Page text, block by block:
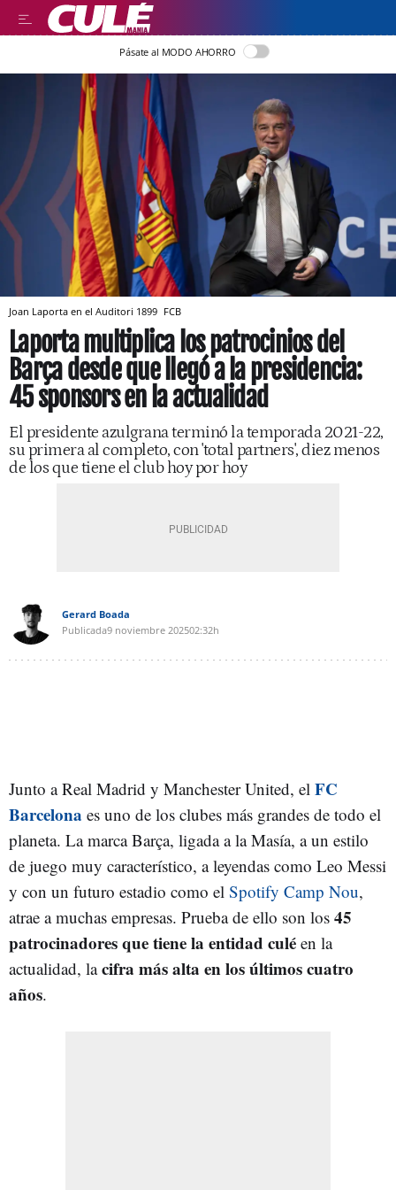
Pásate al MODO AHORRO
Joan Laporta en el Auditori 1899 FCB
Laporta multiplica los patrocinios del
Barça desde que llegó a la presidencia:
45 sponsors en la actualidad
El presidente azulgrana terminó la temporada 2021-22,
su primera al completo, con 'total partners', diez menos
de los que tiene el club hoy por hoy
Gerard Boada
Publicada9 noviembre 202502:32h
Junto a Real Madrid y Manchester United, el FC
Barcelona es uno de los clubes más grandes de todo el
planeta. La marca Barça, ligada a la Masía, a un estilo
de juego muy característico, a leyendas como Leo Messi
y con un futuro estadio como el Spotify Camp Nou,
atrae a muchas empresas. Prueba de ello son los 45
patrocinadores que tiene la entidad culé en la
actualidad, lacifra más alta en los últimos cuatro
años.